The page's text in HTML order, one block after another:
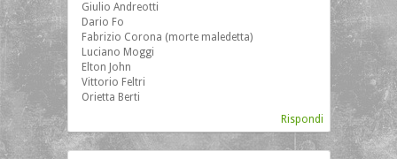
Giulio Andreotti
Dario Fo
Fabrizio Corona (morte maledetta)
Luciano Moggi
Elton John
Vittorio Feltri
Orietta Berti
Rispondi